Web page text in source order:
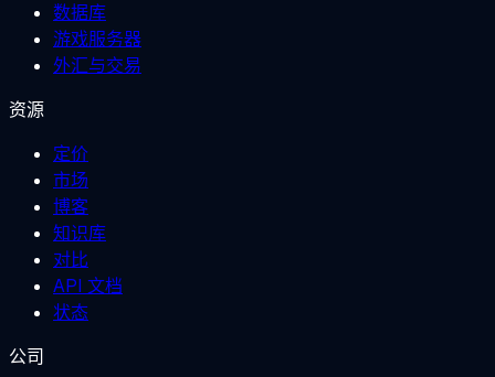
数据库
游戏服务器
外汇与交易
资源
定价
市场
博客
知识库
对比
API 文档
状态
公司